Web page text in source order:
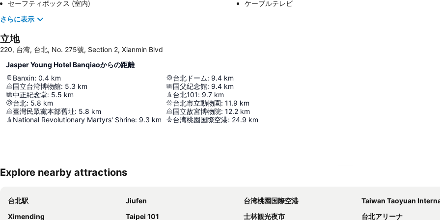
セーフティボックス (室内)
ケーブルテレビ
さらに表示
立地
220, 台湾, 台北, No. 275號, Section 2, Xianmin Blvd
Jasper Young Hotel Banqiaoからの距離
Banxin: 0.4 km
国立台湾博物館: 5.3 km
中正紀念堂: 5.5 km
台北: 5.8 km
臺灣民眾黨本部舊址: 5.8 km
National Revolutionary Martyrs' Shrine: 9.3 km
台北ドーム: 9.4 km
国父紀念館: 9.4 km
台北101: 9.7 km
台北市立動物園: 11.9 km
国立故宮博物院: 12.2 km
台湾桃園国際空港: 24.9 km
Explore nearby attractions
台北駅 Jiufen 台湾桃園国際空港
Taiwan Taoyuan
Ximending
Taipei 101 士林観光夜市 台北アリーナ